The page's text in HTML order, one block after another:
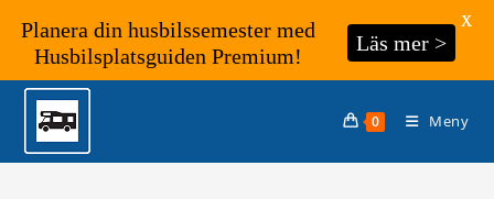
Hoppa
innehållet
0 Meny
Planera din husbilssemester med
Husbilsplatsguiden Premium!
Läs mer >
X